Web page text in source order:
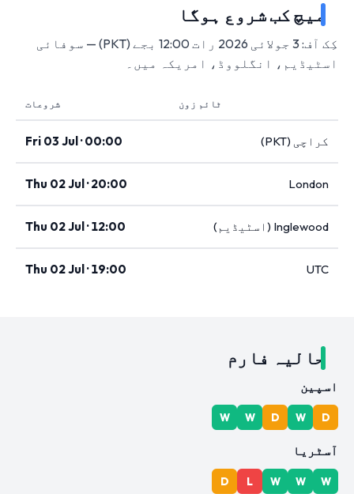
میچ کب شروع ہوگا
کِک آف: 3 جولائی 2026 رات 12:00 بجے (PKT) — سوفائی
اسٹیڈیم، انگلووڈ، امریکہ میں۔
ٹائم زون شروعات
کراچی (PKT) Fri 03 Jul · 00:00
London
Thu 02 Jul · 20:00
Inglewood (اسٹیڈیم) Thu 02 Jul · 12:00
UTC
Thu 02 Jul · 19:00
حالیہ فارم
اسپین
D
W
D
W
W
آسٹریا
W
W
W
L
D